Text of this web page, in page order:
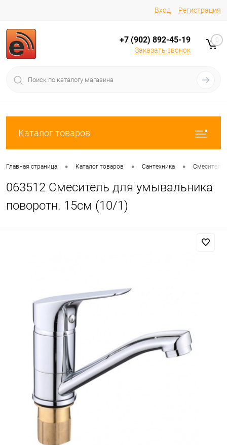
Вход Регистрация
+7 (902) 892-45-19
Заказать звонок
0
Каталог товаров
Главная страница • Каталог товаров • Сантехника • Смесители
063512 Смеситель для умывальника
поворотн. 15см (10/1)